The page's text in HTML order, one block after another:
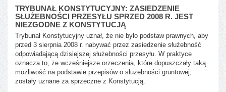
TRYBUNAŁ KONSTYTUCYJNY: ZASIEDZENIE
SŁUŻEBNOŚCI PRZESYŁU SPRZED 2008 R. JEST
NIEZGODNE Z KONSTYTUCJĄ
Trybunał Konstytucyjny uznał, że nie było podstaw prawnych, aby
przed 3 sierpnia 2008 r. nabywać przez zasiedzenie służebność
odpowiadającą dzisiejszej służebności przesyłu. W praktyce
oznacza to, że wcześniejsze orzeczenia, które dopuszczały taką
możliwość na podstawie przepisów o służebności gruntowej,
zostały uznane za sprzeczne z Konstytucją.